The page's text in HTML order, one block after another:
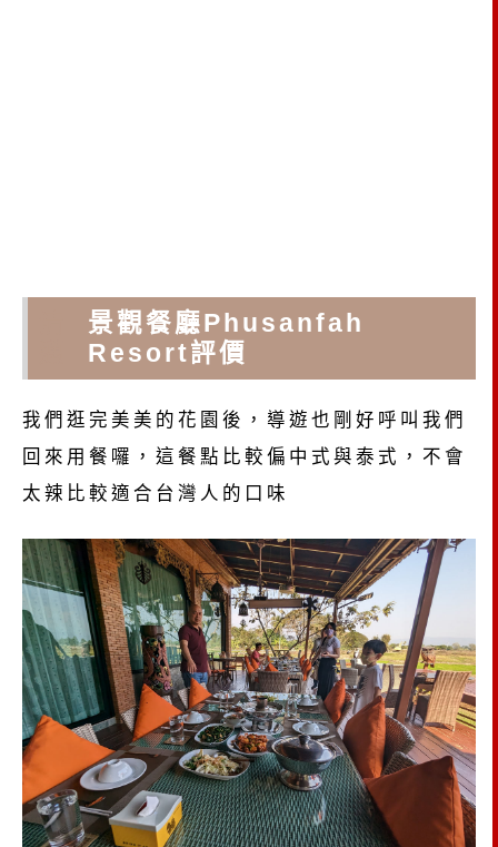
景觀餐廳Phusanfah
Resort評價
我們逛完美美的花園後，導遊也剛好呼叫我們
回來用餐囉，這餐點比較偏中式與泰式，不會
太辣比較適合台灣人的口味